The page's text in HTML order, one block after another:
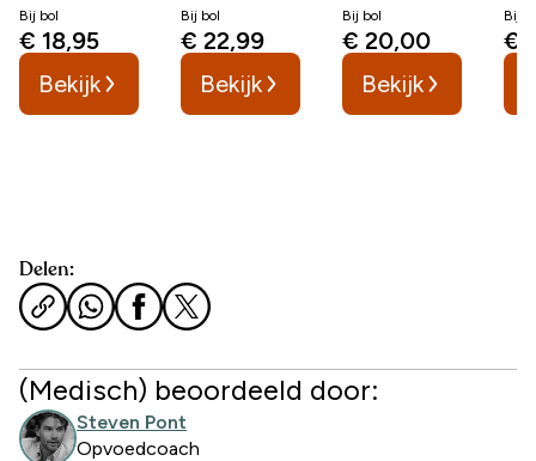
de wereld van
emoties
Bij bol
€ 18,95
Bekijk
perfect
Bij bol
€ 22,99
Bekijk
ouders het hadden
gelezen
Bij bol
€ 20,00
Bekijk
Bij
€
Delen:
(Medisch) beoordeeld door:
Steven Pont
Opvoedcoach